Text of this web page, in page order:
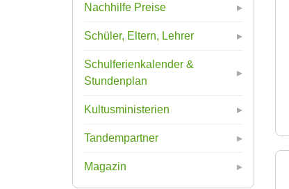
Nachhilfe Preise
Schüler, Eltern, Lehrer
Schulferienkalender &
Stundenplan
Kultusministerien
Tandempartner
Magazin